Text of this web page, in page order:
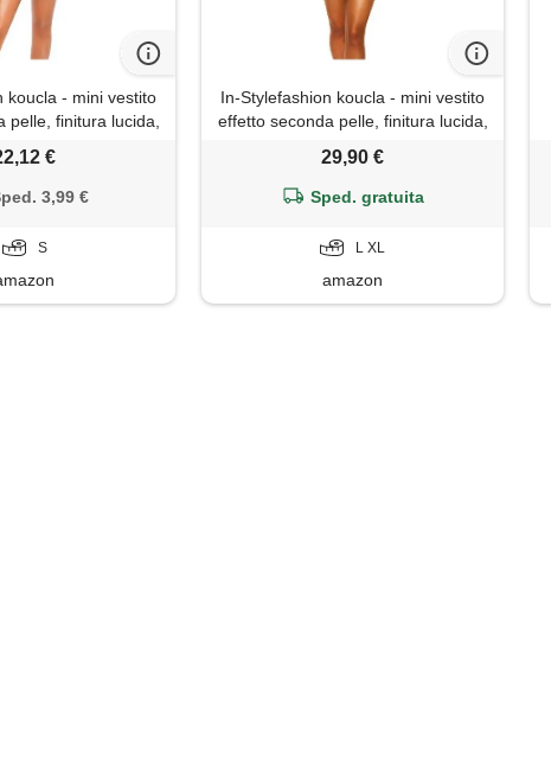
koucla - mini vestito
pelle, finitura lucida,
s
€
3,99 €
S
In-Stylefashion koucla - mini vestito
effetto seconda pelle, finitura lucida,
colore: rosso, l
29,90 €
Sped. gratuita
L XL
amazon